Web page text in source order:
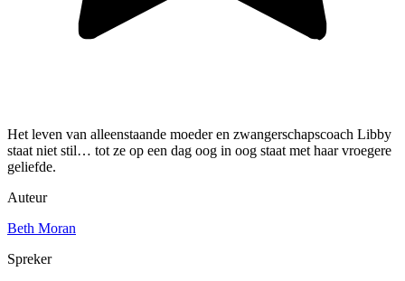
Het leven van alleenstaande moeder en zwangerschapscoach Libby
staat niet stil… tot ze op een dag oog in oog staat met haar vroegere
geliefde.
Auteur
Beth Moran
Spreker